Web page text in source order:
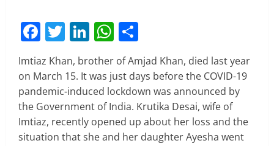
Facebook
Twitter
LinkedIn
WhatsApp
Imtiaz Khan, brother of Amjad Khan, died last year
on March 15. It was just days before the COVID-19
pandemic-induced lockdown was announced by
the Government of India. Krutika Desai, wife of
Imtiaz, recently opened up about her loss and the
situation that she and her daughter Ayesha went